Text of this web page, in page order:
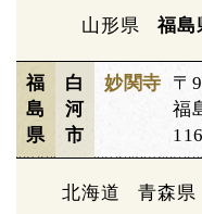
山形県 福島
福
島
県
白
河
市
妙関寺
〒
福
116
北海道 青森県